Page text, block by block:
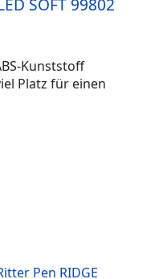
SOFT 99802
Kunststoff
Platz für einen